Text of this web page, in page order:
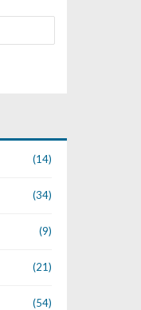
(14)
(34)
(9)
(21)
(54)